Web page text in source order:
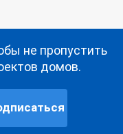
не пропустить
домов.